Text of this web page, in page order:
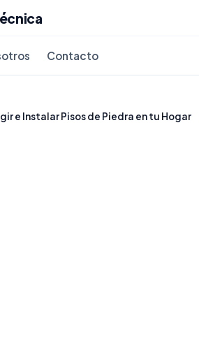
Contacto
e Instalar Pisos de Piedra en tu Hogar